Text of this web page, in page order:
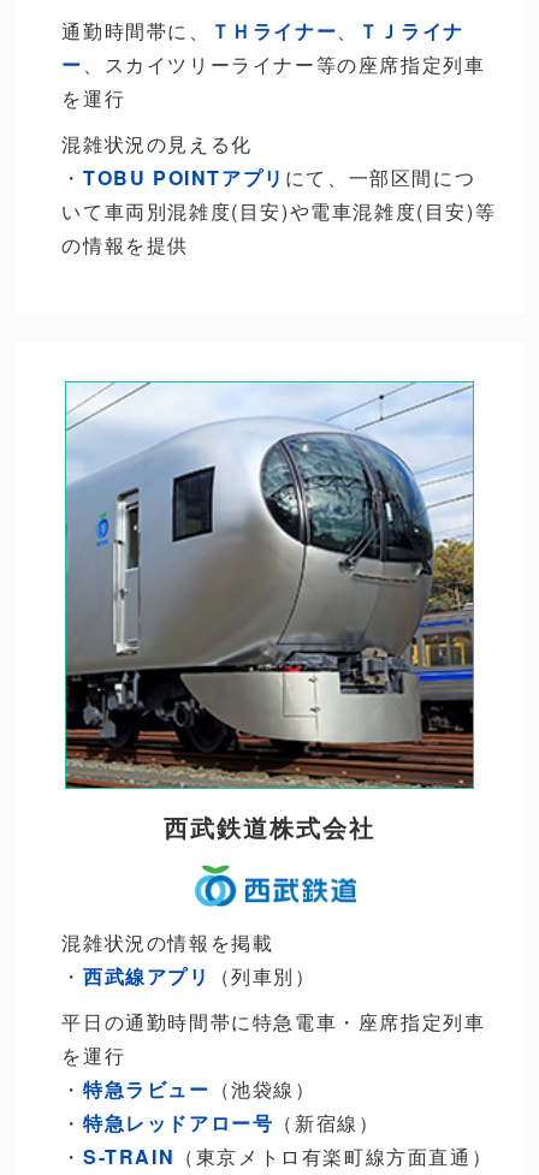
通勤時間帯に、 ＴＨライナー、
ＴＪライナ
ー、スカイツリーライナー等の座席指定列車
を運行
混雑状況の見える化
・TOBU POINTアプリ にて、一部区間につ
いて車両別混雑度(目安)や電車混雑度(目安)等
の情報を提供
西武鉄道株式会社
混雑状況の情報を掲載
・西武線アプリ
（列車別）
平日の通勤時間帯に特急電車・座席指定列車
を運行
・特急ラビュー （池袋線）
・特急レッドアロー号 （新宿線）
・S-TRAIN （東京メトロ有楽町線方面直通）